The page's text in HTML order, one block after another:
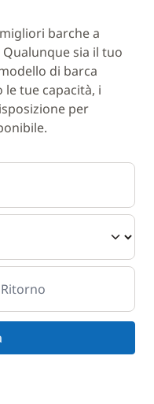
barche a
sia il tuo
di barca
tue capacità, i
per
Ritorno